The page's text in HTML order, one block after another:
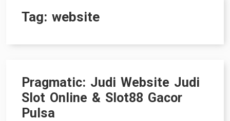
Tag: website
Pragmatic: Judi Website Judi
Slot Online & Slot88 Gacor
Pulsa